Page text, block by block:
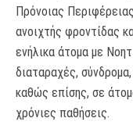
Πρόνοιας
ανοιχτής φροντίδας
ενήλικα άτομα με
διαταραχές,
καθώς επίσης, σε
χρόνιες παθήσεις.